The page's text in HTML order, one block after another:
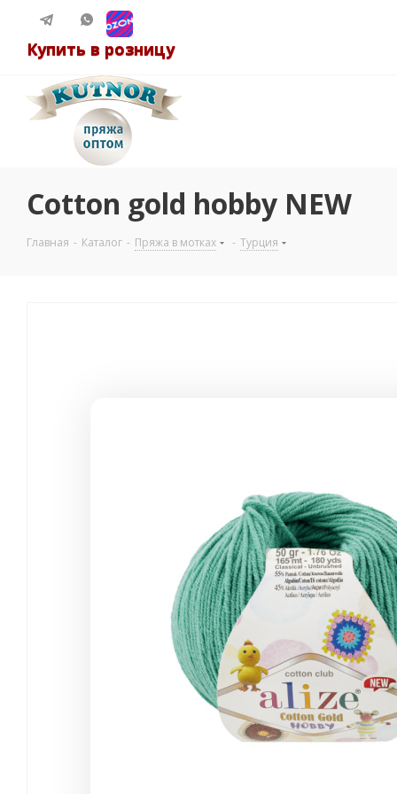
Купить в розницу
Cotton gold hobby NEW
Главная - Каталог - Пряжа в мотках - Турция